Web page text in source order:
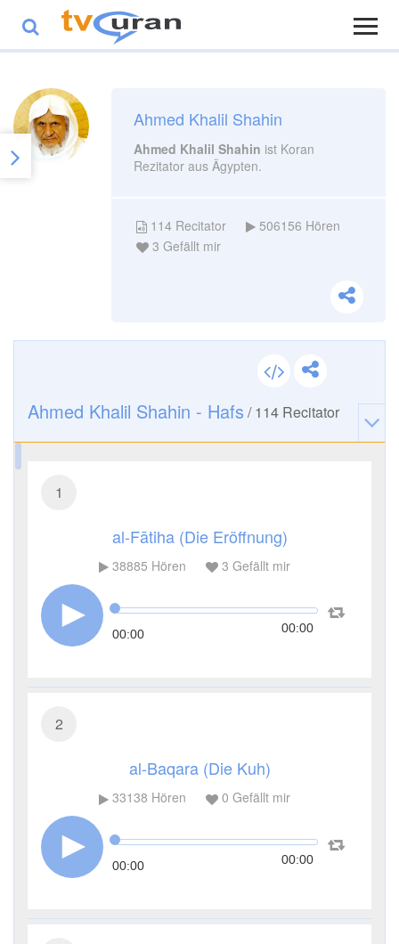
Ahmed Khalil Shahin
Ahmed Khalil Shahin ist Koran
Rezitator aus Ägypten.
114 Recitator 506156 Hören
3 Gefällt mir
Ahmed Khalil Shahin - Hafs /114 Recitator
1
al-Fātiha (Die Eröffnung)
38885 Hören 3 Gefällt mir
00:00 00:00
2
al-Baqara (Die Kuh)
33138 Hören 0 Gefällt mir
00:00 00:00